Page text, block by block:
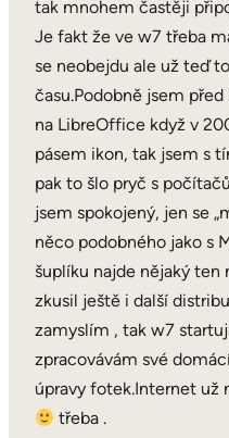
tak mnohem častěji
Je fakt že ve w7 třeba
se neobejdu ale už teď
času.Podobně jsem
na LibreOffice když v
pásem ikon, tak jsem s
pak to šlo pryč s
jsem spokojený, jen se
něco podobného jako s
šuplíku najde nějaký ten
zkusil ještě i další
zamyslím , tak w7
zpracovávám své
úpravy fotek.Internet už
třeba .